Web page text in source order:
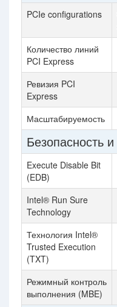
PCIe configurations
Количество линий
PCI Express
Ревизия PCI
Express
Масштабируемость
Безопасность
Execute Disable Bit
(EDB)
Intel® Run Sure
Technology
Технология Intel®
Trusted Execution
(TXT)
Режимный контроль
выполнения (MBE)